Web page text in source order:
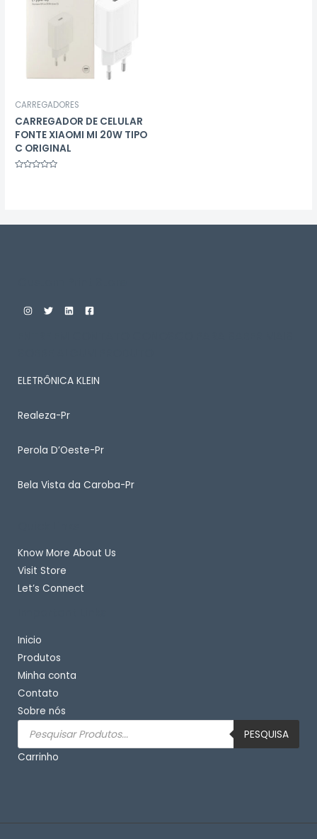
CARREGADORES
CARREGADOR DE CELULAR
FONTE XIAOMI MI 20W TIPO
C ORIGINAL
ELETRÔNICA KLEIN
Realeza-Pr
Perola D’Oeste-Pr
Bela Vista da Caroba-Pr
Know More About Us
Visit Store
Let’s Connect
Inicio
Produtos
Minha conta
Contato
Sobre nós
Pesquisar
produtos
PESQUISA
Carrinho